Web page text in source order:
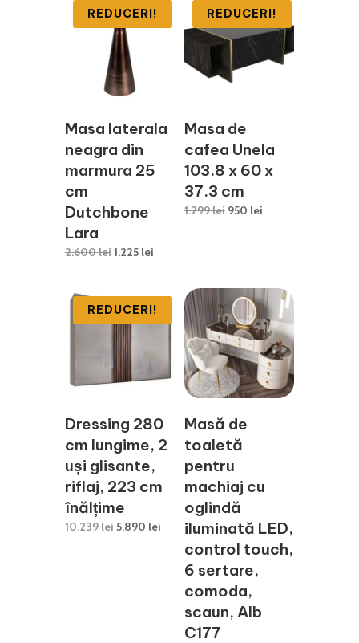
REDUCERI!
Masa laterala
neagra din
marmura 25
cm
Dutchbone
Lara
2.600leiPrețul
fost:
2.600 lei.
1.225 leiPrețul
1.225 lei.
REDUCERI!
Masa de
cafea Unela
103.8 x 60 x
37.3 cm
1.299lei Prețul
950 leiPrețul
REDUCERI!
Dressing 280
cm lungime, 2
uși glisante,
riflaj, 223 cm
înălțime
10.239leiPrețul
5.890 leiPrețul
curent
Masă de
toaletă
pentru
machiaj cu
oglindă
iluminată LED,
control touch,
6 sertare,
comoda,
scaun, Alb
C177